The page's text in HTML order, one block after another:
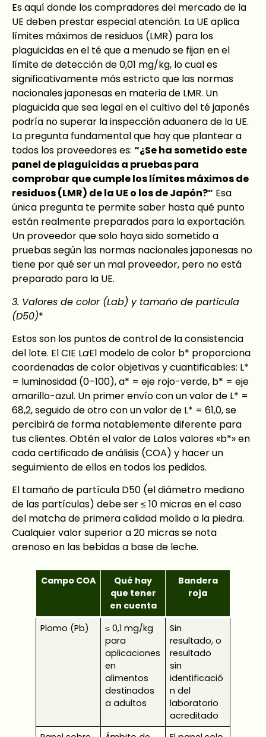
Es aquí donde los compradores del mercado de la
UE deben prestar especial atención. La UE aplica
límites máximos de residuos (LMR) para los
plaguicidas en el té que a menudo se fijan en el
límite de detección de 0,01 mg/kg, lo cual es
significativamente más estricto que las normas
nacionales japonesas en materia de LMR. Un
plaguicida que sea legal en el cultivo del té japonés
podría no superar la inspección aduanera de la UE.
La pregunta fundamental que hay que plantear a
todos los proveedores es: “¿Se ha sometido este
panel de plaguicidas a pruebas para
comprobar que cumple los límites máximos de
residuos (LMR) de la UE o los de Japón?” Esa
única pregunta te permite saber hasta qué punto
están realmente preparados para la exportación.
Un proveedor que solo haya sido sometido a
pruebas según las normas nacionales japonesas no
tiene por qué ser un mal proveedor, pero no está
preparado para la UE.
3. Valores de color (Lab) y tamaño de partícula
(D50)*
Estos son los puntos de control de la consistencia
del lote. El CIE LaEl modelo de color b* proporciona
coordenadas de color objetivas y cuantificables: L*
= luminosidad (0–100), a* = eje rojo-verde, b* = eje
amarillo-azul. Un primer envío con un valor de L* =
68,2, seguido de otro con un valor de L* = 61,0, se
percibirá de forma notablemente diferente para
tus clientes. Obtén el valor de Lalos valores «b*» en
cada certificado de análisis (COA) y hacer un
seguimiento de ellos en todos los pedidos.
El tamaño de partícula D50 (el diámetro mediano
de las partículas) debe ser ≤ 10 micras en el caso
del matcha de primera calidad molido a la piedra.
Cualquier valor superior a 20 micras se nota
arenoso en las bebidas a base de leche.
Campo COA
Qué hay
que tener
en cuenta
Bandera
roja
Plomo (Pb)
≤ 0,1 mg/kg
para
aplicaciones
en
alimentos
destinados
a adultos
Sin
resultado, o
resultado
sin
identificació
n del
laboratorio
acreditado